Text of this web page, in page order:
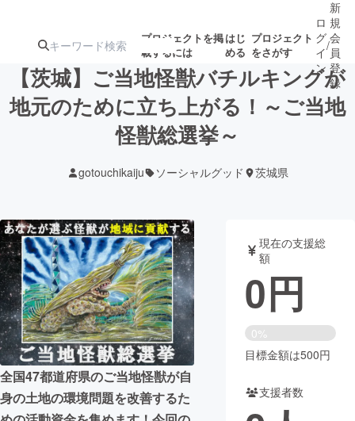
プロジェクトを掲
載するには
はじ
める
プロジェクト
をさがす
注目の新着プロ募集終了が近いプ
テクノロジー・ガジェット
映像・映画 書籍・雑誌
ビジネス・起業 チャレンジ
まちづくり・地域活性化
ロ
グ
イ
ン
/
新
規
会
員
登
録
【茨城】ご当地怪獣バチルキングが
地元のために立ち上がる！～ご当地
怪獣総選挙～
gotouchikaiju ソーシャルグッド 茨城県
全国47都道府県のご当地怪獣が自
身の土地の環境問題を改善するた
現在の支援総
額
0円
0%
目標金額は500円
支援者数